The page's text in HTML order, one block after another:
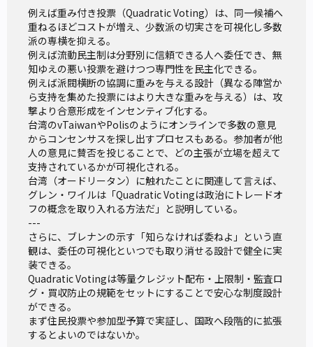
重を期すべきだが、少なくとも「投票率の上昇が兵庫県政に
良い結果をもたらした」と実感している有権者は少ない、と
言うことができる。
小泉純一郎内閣時の「郵政解散」による衆議院総選挙
（2005年8月）も同様である。「郵政民営化の是非」に論点
を収斂（しゅうれん）させた同選挙の投票率は、67・51％を
記録した。
では、高い投票率を伴った選挙の結果として実現した郵政
民営化によって、私たち市民の暮らしは良くなっただろう
か。あるいは低い投票率の選挙と比べて、より「良い選択」
ができたと、確信を持って言えるだろうか。
棄権票は、投票の放棄ではない？
ブレナンによれば、私たちは悪い投票をすることがありう
る。悪い投票とは、人びとに危害や損失を及ぼすような政
策、あるいはそのような政策を制定しそうな候補者に対する
投票のことである。そういった投票がありうるからこそブレ
ナンは、投票率の低下を単純に問題視する見方に対して、む
例えば重み付き投票（Quadratic Voting）は、同一候補へ
重ねるほどコストが増え、少数派の切実さを可視化し多数
派の専横を抑える。
例えば流動民主制は分野別に信頼できる人へ委任でき、無
知ゆえの悪い投票を避けつつ専門性を民主化できる。
例えば派閥横断の協調に重みを与える設計（異なる陣営か
ら支持を集めた投票にはより大きな重みを与える）は、攻
撃より合意形成をインセンティブ化する。
台湾のvTaiwanやPolisのようにオンラインで多数の意見
からコンセンサスを探し出すプロセスもある。参加者が他
人の意見に賛否を投じることで、どの主張が立場を超えて
支持されているかが可視化される。
台湾（オードリータン）に触れたことに関連して言えば、
グレン・ワイルは「Quadratic Votingは政治にトレードオ
フの概念を取り入れる方法だ」と説明している。
---
さらに、ブレナンの示す「知らなければ委ねよ」という直
観は、委任の可視化といつでも取り消せる設計で健全に実
装できる。
Quadratic Votingは等量クレジット配布・上限制・監査ロ
グ・買収防止の規範をセットにすることで安心な制度設計
ができる。
まず住民投票や参加型予算で実証し、国政へ段階的に拡張
するとよいのではないか。